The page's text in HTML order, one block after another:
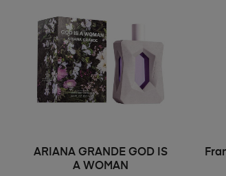
ARIANA GRANDE GOD IS
A WOMAN